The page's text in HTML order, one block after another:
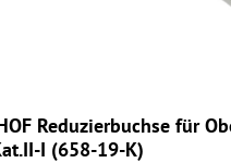
Reduzierbuchse für
I (658-19-K)